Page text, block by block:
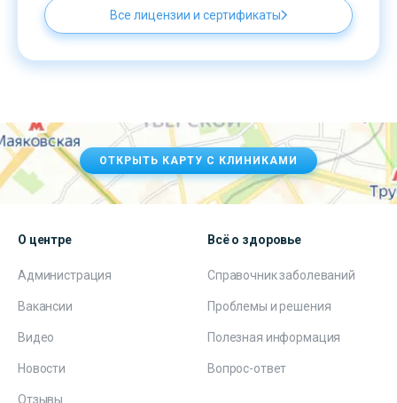
Все лицензии и сертификаты
ОТКРЫТЬ КАРТУ С КЛИНИКАМИ
О центре
Администрация
Вакансии
Видео
Новости
Отзывы
Всё о здоровье
Справочник заболеваний
Проблемы и решения
Полезная информация
Вопрос-ответ